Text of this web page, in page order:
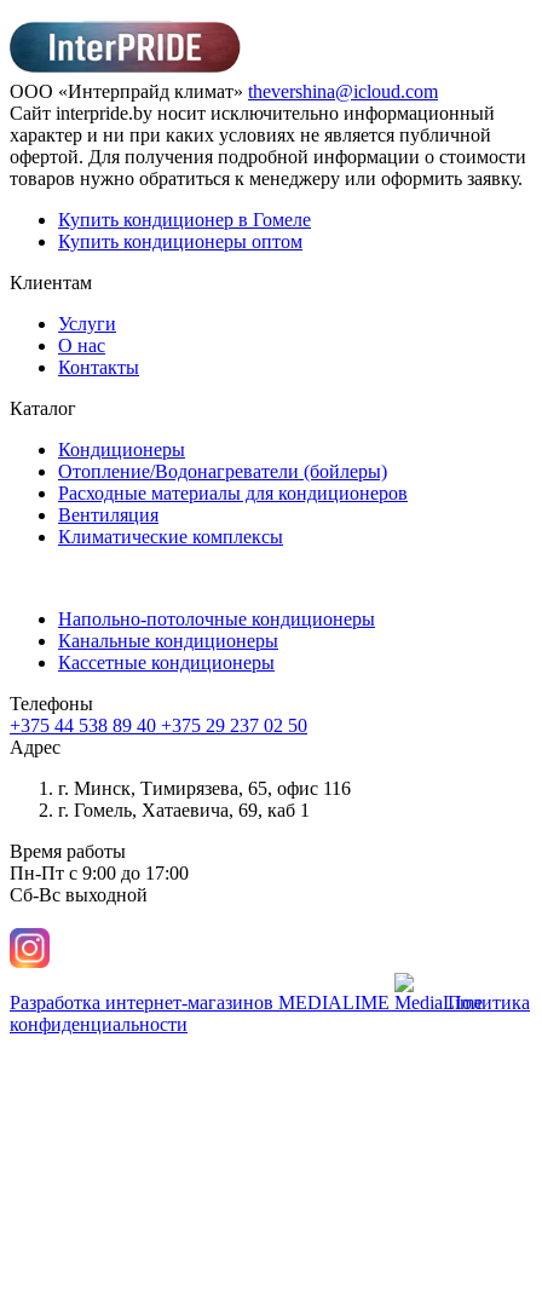
ООО «Интерпрайд климат» thevershina@icloud.com
Сайт interpride.by носит исключительно информационный
характер и ни при каких условиях не является публичной
офертой. Для получения подробной информации о стоимости
товаров нужно обратиться к менеджеру или оформить заявку.
Купить кондиционер в Гомеле
Купить кондиционеры оптом
Клиентам
Услуги
О нас
Контакты
Каталог
Кондиционеры
Отопление/Водонагреватели (бойлеры)
Расходные материалы для кондиционеров
Вентиляция
Климатические комплексы
Напольно-потолочные кондиционеры
Канальные кондиционеры
Кассетные кондиционеры
Телефоны
+375 44 538 89 40 +375 29 237 02 50
Адрес
г. Минск, Тимирязева, 65, офис 116
г. Гомель, Хатаевича, 69, каб 1
Время работы
Пн-Пт с 9:00 до 17:00
Сб-Вс выходной
Разработка интернет-магазинов MEDIALIME
Политика
конфиденциальности